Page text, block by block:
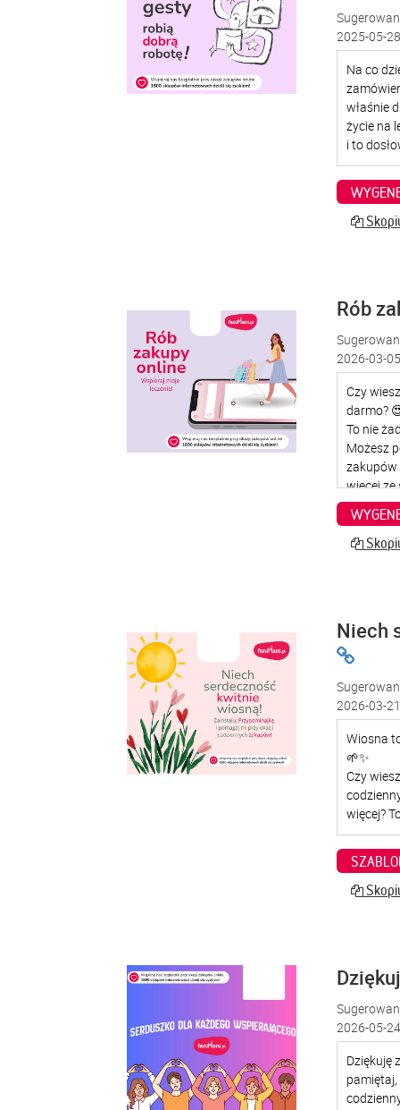
2025-05-
Rób
2026-03-
Niech
2026-03-
2026-05-